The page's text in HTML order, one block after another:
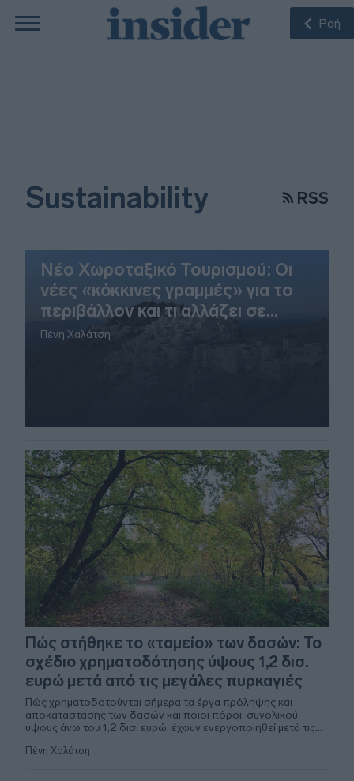
Ροή
Sustainability RSS
Νέο Χωροταξικό Τουρισμού: Οι
νέες «κόκκινες γραμμές» για το
περιβάλλον και τι αλλάζει σε
ξενοδοχεία, νησιά και επενδύσεις
Πένη Χαλάτση
Πένη Χαλάτση
Πώς χρηματοδοτούνται σήμερα τα έργα πρόληψης και
αποκατάστασης των δασών και ποιοι πόροι, συνολικού
ύψους άνω του 1,2 δισ. ευρώ, έχουν ενεργοποιηθεί μετά τις
Πώς στήθηκε το «ταμείο» των δασών: Το
σχέδιο χρηματοδότησης ύψους 1,2 δισ.
ευρώ μετά από τις μεγάλες πυρκαγιές